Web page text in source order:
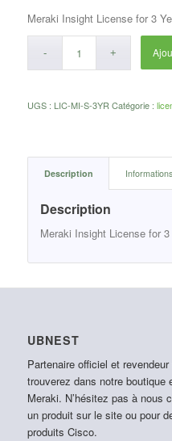
Meraki Insight License for 3
UGS : LIC-MI-S-3YR Catégorie :
Description
Description
Meraki Insight License for
UBNEST
Partenaire officiel et revendeur
trouverez dans notre boutique
Meraki. N’hésitez pas à nous
un produit sur le site ou pour
produits Cisco.